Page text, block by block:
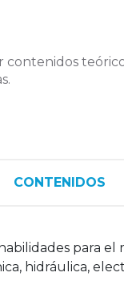
CONTENIDOS
para
hidráulica,